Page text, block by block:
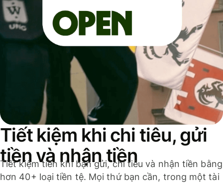
Tiết kiệm khi chi tiêu, gửi
tiền và nhận tiền
Tiết kiệm tiền khi bạn gửi, chi tiêu và nhận tiền bằng
hơn 40+ loại tiền tệ. Mọi thứ bạn cần, trong một tài